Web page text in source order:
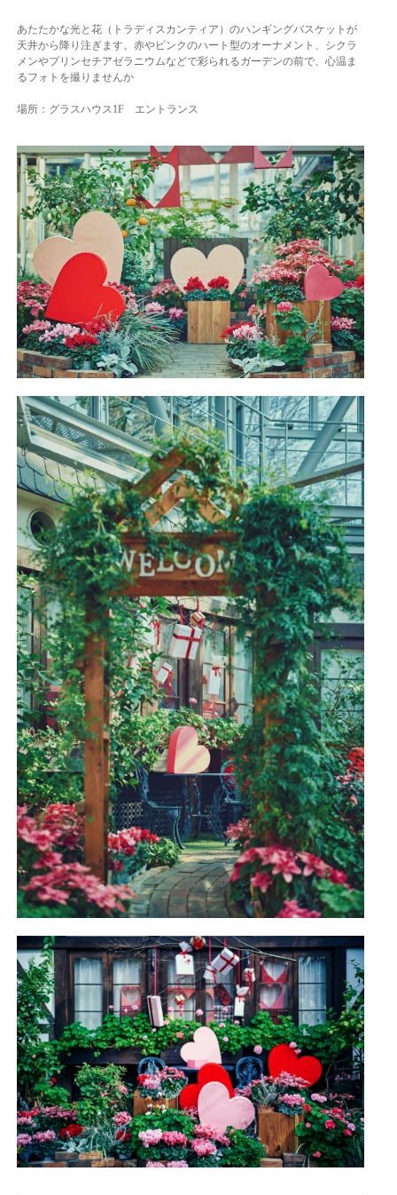
あたたかな光と花（トラディスカンティア）のハンギングバスケットが
天井から降り注ぎます。赤やピンクのハート型のオーナメント、シクラ
メンやプリンセチアゼラニウムなどで彩られるガーデンの前で、心温ま
るフォトを撮りませんか
場所：グラスハウス1F エントランス